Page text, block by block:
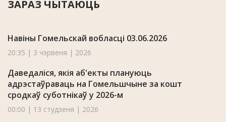
ЗАРАЗ ЧЫТАЮЦЬ
Навіны Гомельскай вобласці 03.06.2026
20:35 | 3 чэрвеня | 2026
Даведаліся, якія аб'екты плануюць
адрэстаўраваць на Гомельшчыне за кошт
сродкаў суботнікаў у 2026-м
00:00 | 13 студзеня | 2026